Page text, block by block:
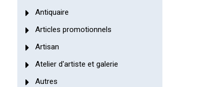
Antiquaire
Articles promotionnels
Artisan
Atelier d'artiste et galerie
Autres